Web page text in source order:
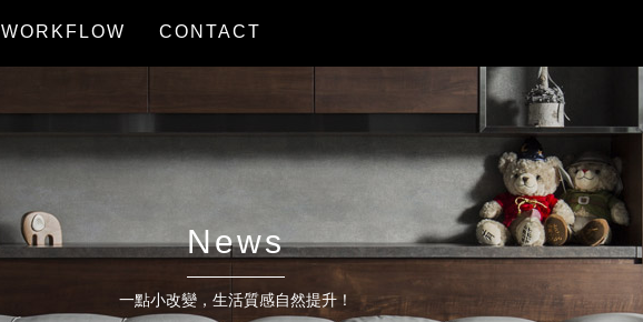
WORKFLOW CONTACT
News
一點小改變，生活質感自然提升！